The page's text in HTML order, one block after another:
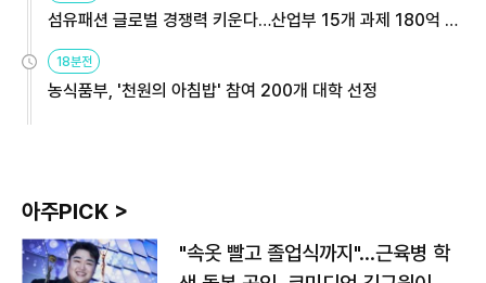
섬유패션 글로벌 경쟁력 키운다…산업부 15개 과제 180억 지
원
18분전
농식품부, '천원의 아침밥' 참여 200개 대학 선정
아주PICK >
"속옷 빨고 졸업식까지"…근육병 학